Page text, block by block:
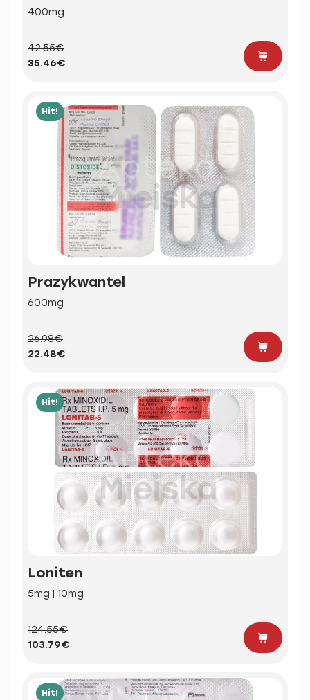
400mg
42.55€
35.46€
Hit!
Prazykwantel
600mg
26.98€
22.48€
Hit!
Loniten
5mg | 10mg
124.55€
103.79€
Hit!